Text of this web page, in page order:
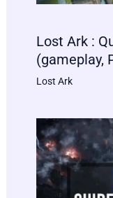
Lost Ark :
(gameplay,
Lost Ark